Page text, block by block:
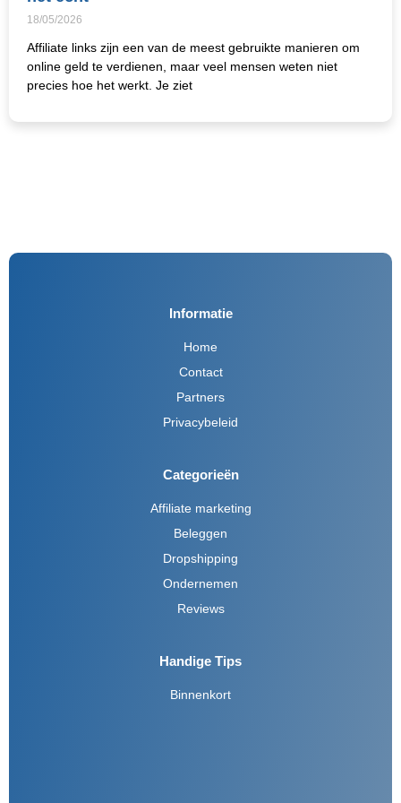
18/05/2026
Affiliate links zijn een van de meest gebruikte manieren om
online geld te verdienen, maar veel mensen weten niet
precies hoe het werkt. Je ziet
Informatie
Home
Contact
Partners
Privacybeleid
Categorieën
Affiliate marketing
Beleggen
Dropshipping
Ondernemen
Reviews
Handige Tips
Binnenkort